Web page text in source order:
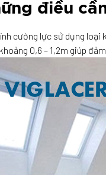
điều
cường lực sử dụng loại
0,6 – 1,2m giúp